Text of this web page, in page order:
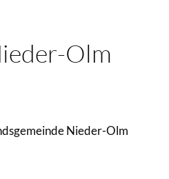
Olm
Nieder-Olm